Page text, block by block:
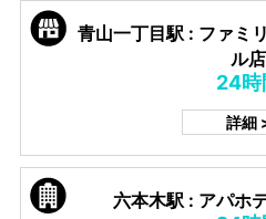
青山一丁目駅 : ファミ
ル店
24時
詳細
六本木駅 : アパホ